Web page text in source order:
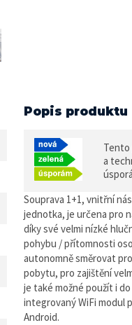
Popis produktu
Tento
a
Souprava 1+1, vnitřní
jednotka, je určena pro
díky své velmi nízké
pohybu / přítomnosti
autonomně směrovat
pobytu, pro zajištění
je také možné použít i
integrovaný WiFi modul
Android.